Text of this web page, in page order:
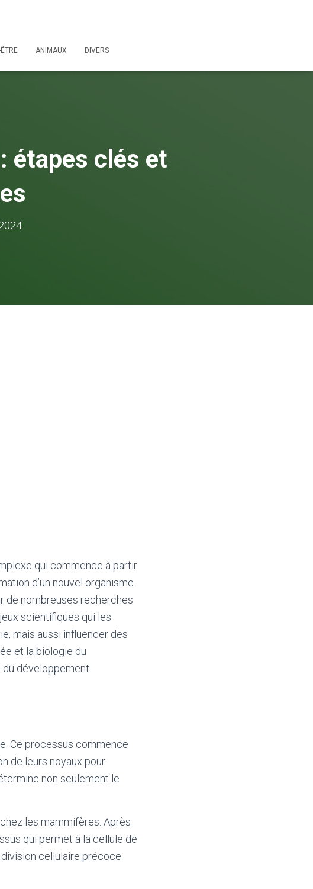
ANIMAUX DIVERS
étapes clés et
qui commence à partir
d’un nouvel organisme.
de nombreuses recherches
scientifiques qui les
mais aussi influencer des
et la biologie du
développement
Ce processus commence
de leurs noyaux pour
non seulement le
les mammifères. Après
qui permet à la cellule de
cellulaire précoce